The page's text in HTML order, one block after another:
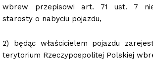
wbrew przepisowi art. 71 ust. 7
starosty o nabyciu pojazdu,
2) będąc właścicielem pojazdu
terytorium Rzeczypospolitej Polskiej